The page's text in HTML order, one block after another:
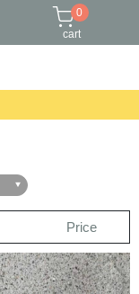
0
cart
Price